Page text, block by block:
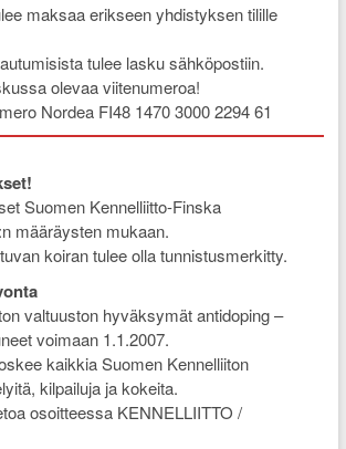
maksaa erikseen yhdistyksen tilille
tulee lasku sähköpostiin.
olevaa viitenumeroa!
Nordea FI48 1470 3000 2294 61
Suomen Kennelliitto-Finska
määräysten mukaan.
koiran tulee olla tunnistusmerkitty.
valtuuston hyväksymät antidoping –
voimaan 1.1.2007.
kaikkia Suomen Kennelliiton
kilpailuja ja kokeita.
osoitteessa KENNELLIITTO /